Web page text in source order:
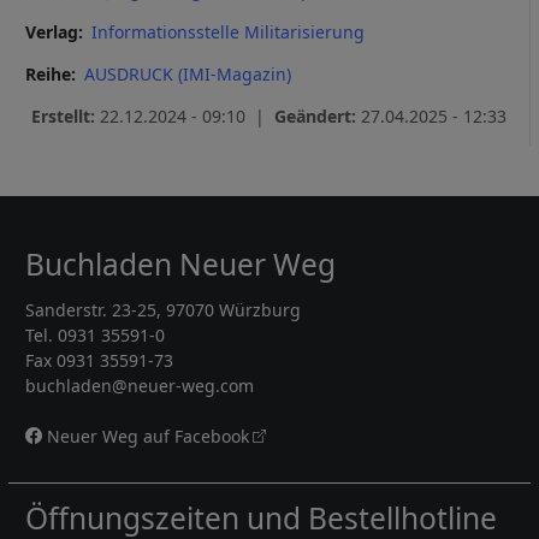
Verlag
Informationsstelle Militarisierung
Reihe AUSDRUCK (IMI-Magazin)
Erstellt: 22.12.2024 - 09:10 | Geändert: 27.04.2025 - 12:33
Buchladen Neuer Weg
Sanderstr. 23-25, 97070 Würzburg
Tel. 0931 35591-0
Fax 0931 35591-73
buchladen@neuer-weg.com
Neuer Weg auf Facebook
Öffnungszeiten und Bestellhotline